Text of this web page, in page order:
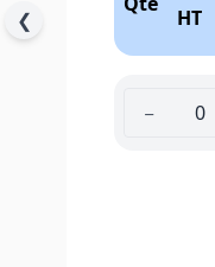
❮
HT
−